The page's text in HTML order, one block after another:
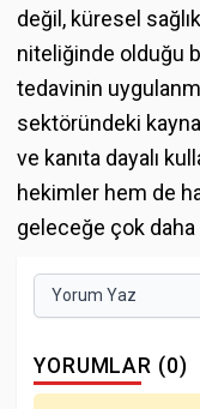
değil, küresel
niteliğinde olduğu
tedavinin
sektöründeki
ve kanıta dayalı
hekimler hem de
geleceğe çok daha
Yorum Yaz
YORUMLAR (0)